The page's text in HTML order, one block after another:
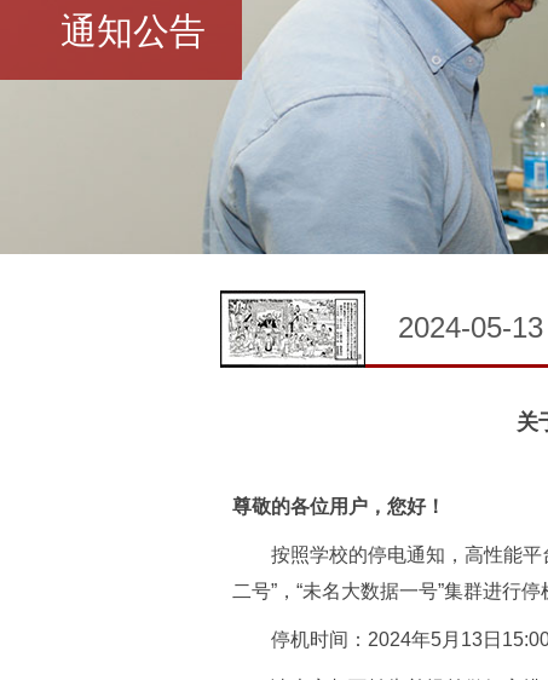
通知公告
2024-05-13
关
尊敬的各位用户，您好！
按照学校的停电通知，高性能
二号”，“未名大数据一号”集群进行
停机时间：2024年5月13日